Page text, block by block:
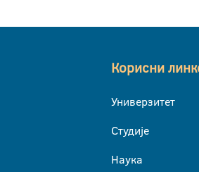
Корисни
Универзитет
Студије
Наука